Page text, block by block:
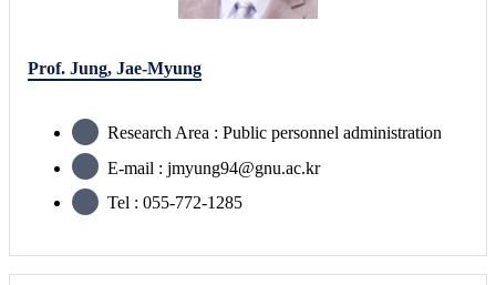
Prof. Jung, Jae-Myung
Research Area : Public personnel administration
E-mail : jmyung94@gnu.ac.kr
Tel : 055-772-1285